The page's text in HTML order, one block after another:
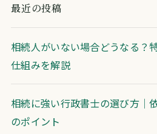
最近の投稿
相続人がいない場合どうなる？
仕組みを解説
相続に強い行政書士の選び方｜
のポイント